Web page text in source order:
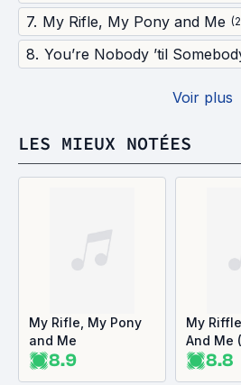
7. My Rifle, My Pony and Me (
8.
Voir plus
LES MIEUX NOTÉES
My Rifle, My Pony
and Me
8.9
My
And Me
Film)8.8